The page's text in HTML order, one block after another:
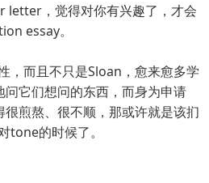
letter，觉得对你有兴趣了，才会
essay。
，而且不只是Sloan，愈来愈多学
它们想问的东西，而身为申请
煎熬、很不顺，那或许就是该扪
tone的时候了。